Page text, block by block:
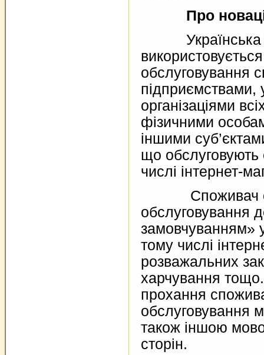
Про
Українська
обслуговування
підприємствами,
організаціями
фізичними
іншими
що обслуговують
числі інтернет-
Споживач
обслуговування
замовчуванням»
тому числі
розважальних
харчування
прохання
обслуговування
також іншою
сторін.